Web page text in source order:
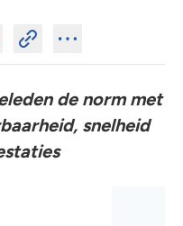
de norm met
snelheid